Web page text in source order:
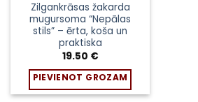
Zilgankrāsas žakarda
mugursoma “Nepālas
stils” – ērta, koša un
praktiska
19.50 €
PIEVIENOT GROZAM